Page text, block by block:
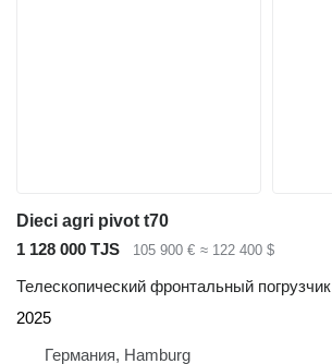
Dieci agri pivot t70
1 128 000 TJS
105 900 € ≈ 122 400 $
Телескопический фронтальный погрузчик
2025
Германия, Hamburg